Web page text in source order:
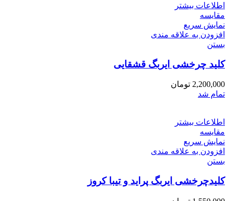
اطلاعات بیشتر
مقایسه
نمایش سریع
افزودن به علاقه مندی
بستن
کلید چرخشی ایربگ قشقایی
2,200,000 تومان
تمام شد
اطلاعات بیشتر
مقایسه
نمایش سریع
افزودن به علاقه مندی
بستن
کلیدچرخشی ایربگ پراید و تیبا کروز